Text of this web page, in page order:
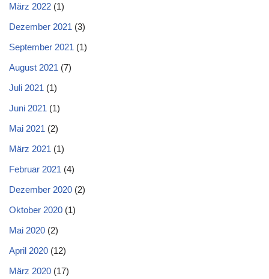
März 2022 (1)
Dezember 2021 (3)
September 2021 (1)
August 2021 (7)
Juli 2021 (1)
Juni 2021 (1)
Mai 2021 (2)
März 2021 (1)
Februar 2021 (4)
Dezember 2020 (2)
Oktober 2020 (1)
Mai 2020 (2)
April 2020 (12)
März 2020 (17)